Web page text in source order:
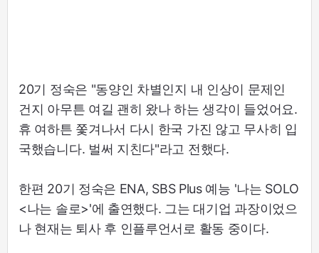
20기 정숙은 "동양인 차별인지 내 인상이 문제인
건지 아무튼 여길 괜히 왔나 하는 생각이 들었어요.
휴 여하튼 쫓겨나서 다시 한국 가진 않고 무사히 입
국했습니다. 벌써 지친다"라고 전했다.
한편 20기 정숙은 ENA, SBS Plus 예능 '나는 SOLO
<나는 솔로>'에 출연했다. 그는 대기업 과장이었으
나 현재는 퇴사 후 인플루언서로 활동 중이다.